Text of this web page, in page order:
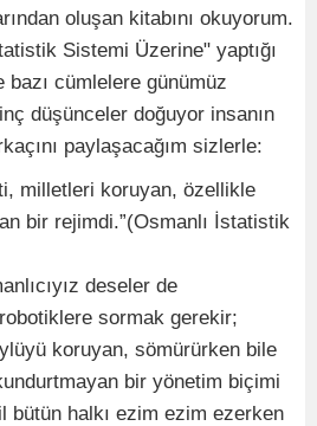
oluşan kitabını okuyorum.
Sistemi Üzerine" yaptığı
bazı cümlelere günümüz
düşünceler doğuyor insanın
paylaşacağım sizlerle:
milletleri koruyan, özellikle
bir rejimdi.”(Osmanlı İstatistik
deseler de
sormak gerekir;
koruyan, sömürürken bile
bir yönetim biçimi
bütün halkı ezim ezim ezerken